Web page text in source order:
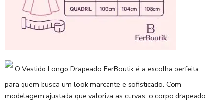
O Vestido Longo Drapeado FerBoutik é a escolha perfeita
para quem busca um look marcante e sofisticado. Com
modelagem ajustada que valoriza as curvas, o corpo drapeado